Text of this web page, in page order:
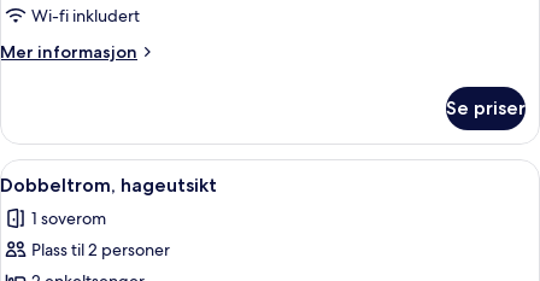
Wi-fi inkludert
Mer informasjon
Mer
fjellutsikt
Se priser
Åpne
alle
bildene
av
Skrivebord for bærbar PC, wi-fi
3
Dobbeltrom, hageutsikt
1 soverom
Plass til 2 personer